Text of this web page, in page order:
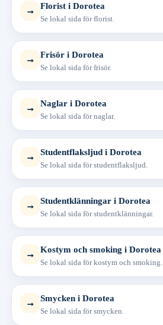
→ Florist i Dorotea
Se lokal sida för florist.
→ Frisör i Dorotea
Se lokal sida för frisör.
→ Naglar i Dorotea
Se lokal sida för naglar.
→ Studentflaksljud i Dorotea
Se lokal sida för studentflaksljud.
→ Studentklänningar i Dorotea
Se lokal sida för studentklänningar.
→ Kostym och smoking i Dorotea
Se lokal sida för kostym och smoking.
→ Smycken i Dorotea
Se lokal sida för smycken.